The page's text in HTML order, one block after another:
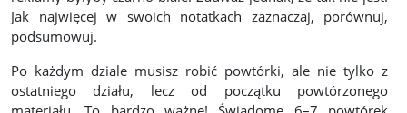
Jak najwięcej w swoich notatkach zaznaczaj, porównuj,
podsumowuj.
Po każdym dziale musisz robić powtórki, ale nie tylko z
ostatniego działu, lecz od początku powtórzonego